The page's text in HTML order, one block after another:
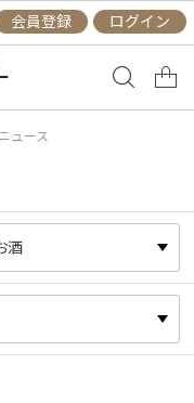
会員登録 ログイン
ュース